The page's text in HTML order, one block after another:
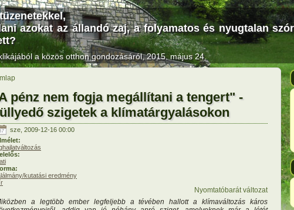
azokat az állandó zaj, a folyamatos és nyugtalan
a közös otthon gondozásáról, 2015. május 24.
pénz nem fogja megállítani a tengert" -
szigetek a klímatárgyalásokon
sze, 2009-12-16 00:00
kutatási eredmény
Nyomtatóbarát változat
a legtöbb ember legfeljebb a tévében hallott a klímaváltozás káros